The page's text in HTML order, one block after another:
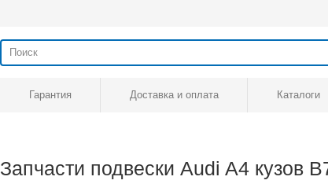
Гарантия Доставка и оплата Каталоги
Запчасти подвески Audi A4 кузов